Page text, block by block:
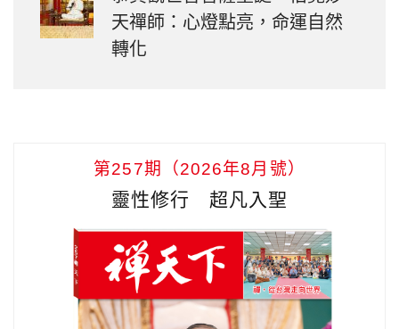
天禪師：心燈點亮，命運自然
轉化
第257期（2026年8月號）
靈性修行 超凡入聖